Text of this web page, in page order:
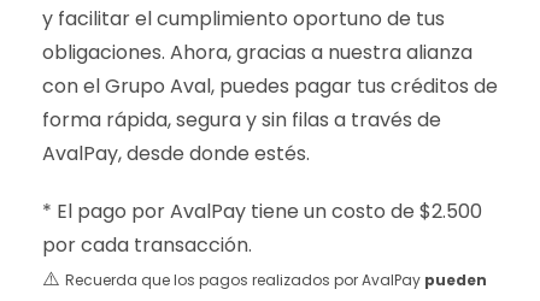
y facilitar el cumplimiento oportuno de tus
obligaciones. Ahora, gracias a nuestra alianza
con el Grupo Aval, puedes pagar tus créditos de
forma rápida, segura y sin filas a través de
AvalPay, desde donde estés.
* El pago por AvalPay tiene un costo de $2.500
por cada transacción.
⚠️ Recuerda que los pagos realizados por AvalPay pueden